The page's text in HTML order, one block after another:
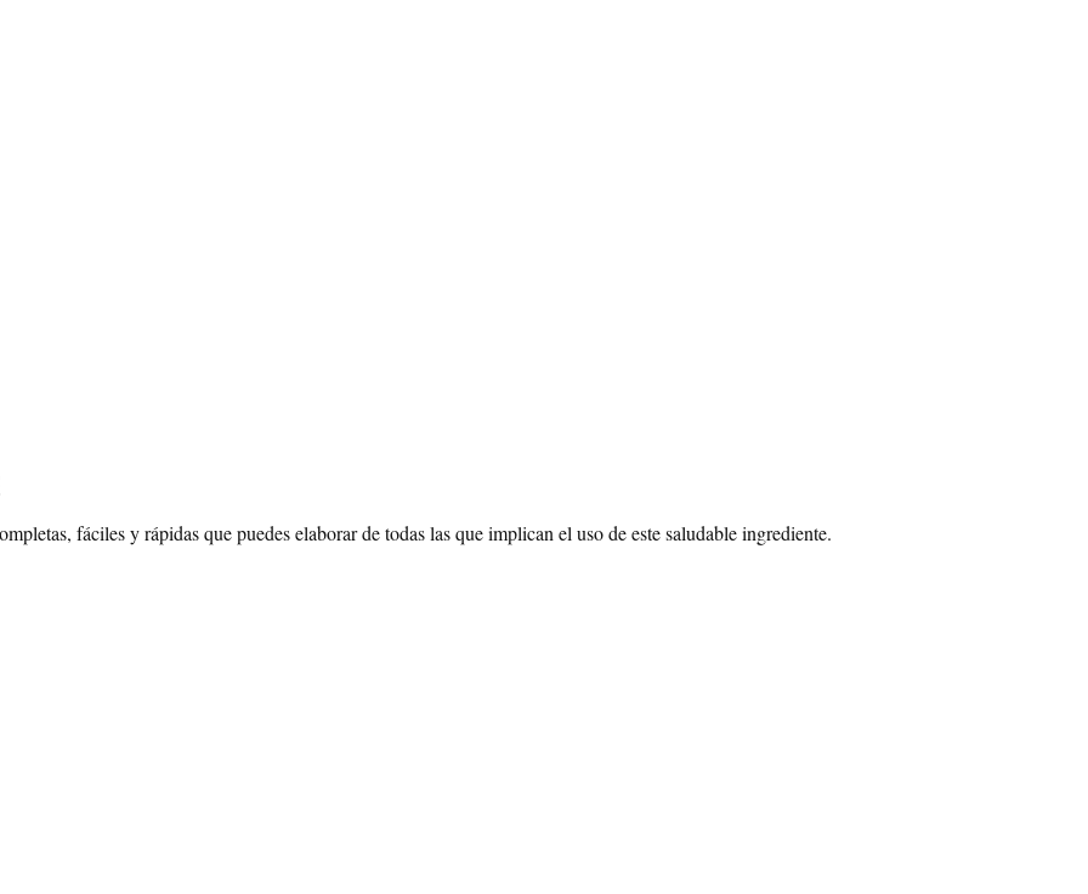
fáciles y rápidas que puedes elaborar de todas las que implican el uso de este saludable ingrediente.